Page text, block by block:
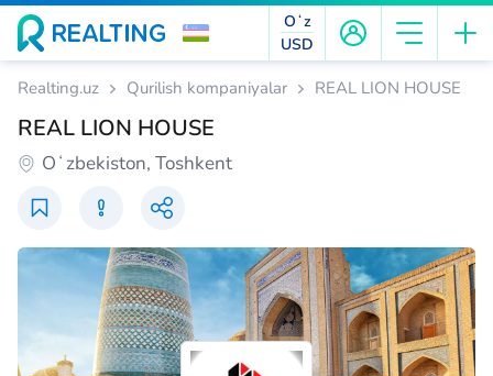
Oʻz
USD
Realting.uz Qurilish kompaniyalar REAL LION HOUSE
REAL LION HOUSE
Oʻzbekiston, Toshkent